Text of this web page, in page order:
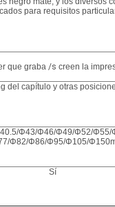
para requisitos
que graba/s creen la
del capítulo y otras
Φ43/Φ46/Φ49/Φ52/Φ55/
Φ82/Φ86/Φ95/Φ105/
Sí